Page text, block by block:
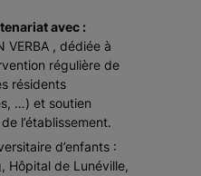
avec :
VERBA , dédiée à
régulière de
résidents
…) et soutien
l’établissement.
d’enfants :
Hôpital de Lunéville,